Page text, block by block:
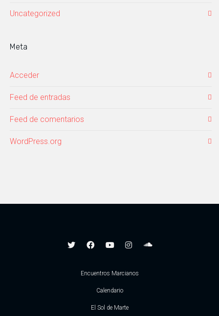
Uncategorized
Meta
Acceder
Feed de entradas
Feed de comentarios
WordPress.org
Encuentros Marcianos
Calendario
El Sol de Marte